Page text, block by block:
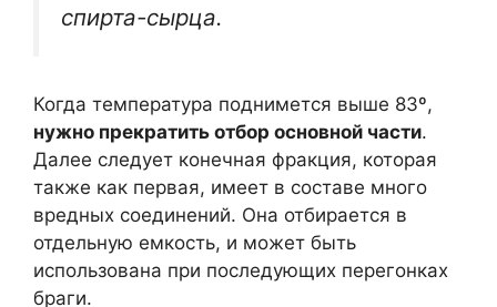
спирта-сырца.
Когда температура поднимется выше 83º,
нужно прекратить отбор основной части.
Далее следует конечная фракция, которая
также как первая, имеет в составе много
вредных соединений. Она отбирается в
отдельную емкость, и может быть
использована при последующих перегонках
браги.